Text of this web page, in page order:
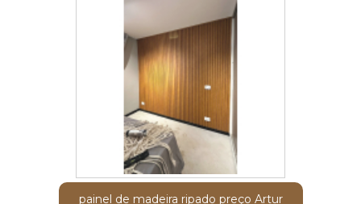
painel de madeira ripado preço Artur